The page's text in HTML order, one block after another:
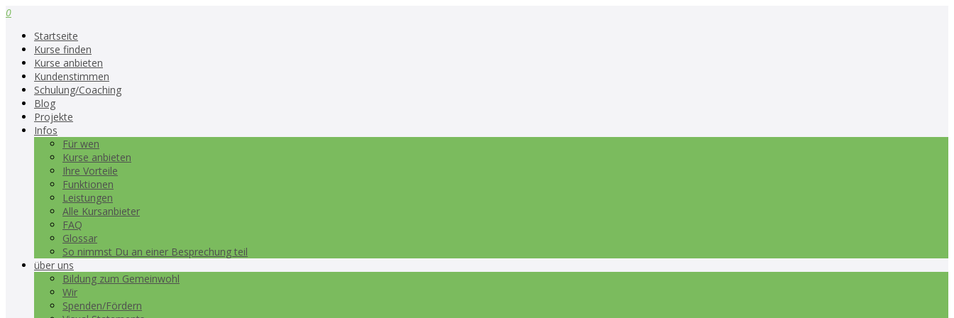
0
Startseite
Kurse finden
Kurse anbieten
Kundenstimmen
Schulung/Coaching
Blog
Projekte
Infos
Für wen
Kurse anbieten
Ihre Vorteile
Funktionen
Leistungen
Alle Kursanbieter
FAQ
Glossar
So nimmst Du an einer Besprechung teil
über uns
Bildung zum Gemeinwohl
Wir
Spenden/Fördern